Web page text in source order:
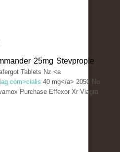
25mg Stevprople
Tablets Nz <a
40 mg</a> 2050 No
Purchase Effexor Xr Viagra